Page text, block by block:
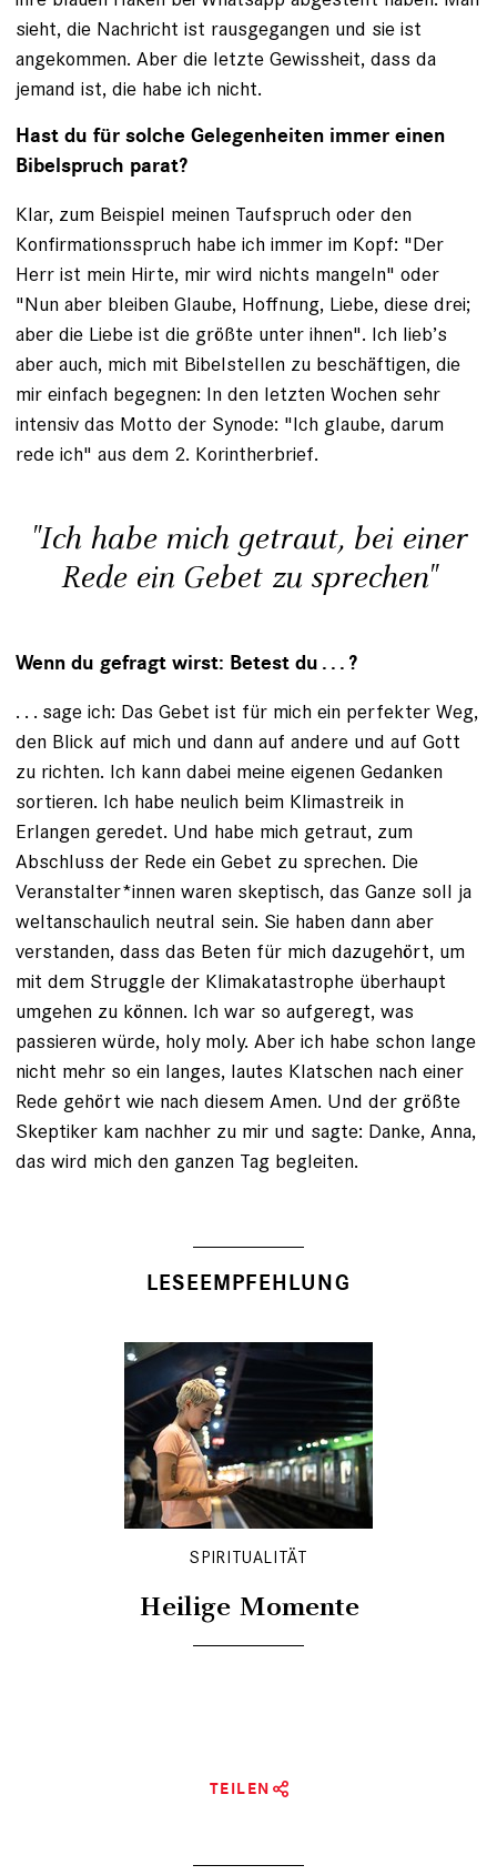
sieht, die Nachricht ist rausgegangen und sie ist
angekommen. Aber die letzte Gewissheit, dass da
jemand ist, die habe ich nicht.
Hast du für solche Gelegenheiten immer einen
Bibelspruch parat?
Klar, zum Beispiel meinen Taufspruch oder den
Konfirmationsspruch habe ich immer im Kopf: "Der
Herr ist mein Hirte, mir wird nichts mangeln" oder
"Nun aber bleiben Glaube, Hoffnung, Liebe, diese drei;
aber die Liebe ist die größte unter ihnen". Ich lieb’s
aber auch, mich mit Bibelstellen zu be­schäftigen, die
mir einfach begegnen: In den letzten Wochen sehr
intensiv das Motto der Synode: "Ich glaube, darum
rede ich" aus dem 2. Korintherbrief.
"Ich habe mich getraut, bei einer
Rede ein Gebet zu sprechen"
Wenn du gefragt wirst: Betest du . . . ?
. . . sage ich: Das Gebet ist für mich ein perfekter Weg,
den Blick auf mich und dann auf andere und auf Gott
zu richten. Ich kann dabei meine eigenen Gedanken
sortieren. Ich habe neulich beim Klimastreik in
Erlangen ­geredet. Und habe mich getraut, zum
Abschluss der Rede ein Gebet zu sprechen. Die
Veranstalter*innen waren skeptisch, das Ganze soll ja
weltanschaulich neutral sein. Sie haben dann aber
verstanden, dass das Beten für mich dazugehört, um
mit dem Struggle der Klimakatas­trophe überhaupt
umgehen zu können. Ich war so aufgeregt, was
passieren würde, holy moly. Aber ich habe schon lange
nicht mehr so ein langes, lautes Klatschen nach einer
Rede gehört wie nach diesem Amen. Und der größte
Skep­tiker kam nachher zu mir und sagte: Danke, Anna,
das wird mich den ganzen Tag begleiten.
LESEEMPFEHLUNG
SPIRITUALITÄT
Heilige Momente
TEILEN